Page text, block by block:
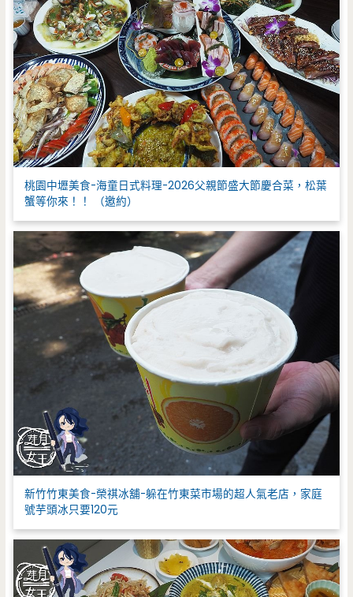
桃園中壢美食-海童日式料理-2026父親節盛大節慶合菜，松葉
蟹等你來！！ （邀約）
新竹竹東美食-榮祺冰舖-躲在竹東菜市場的超人氣老店，家庭
號芋頭冰只要120元